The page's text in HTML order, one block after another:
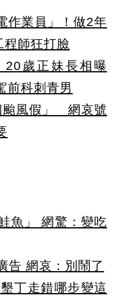
作業員」！做2年
師狂打臉
20歲正妹長相曝
科刺青男
颱風假」 網哀號
魚」 網驚：變吃
告 網哀：別鬧了
丁走錯哪步變這